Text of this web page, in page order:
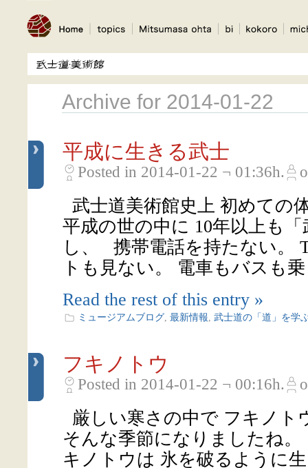
Archive for 2014-01-22
平成に生きる武士
Posted in 2014-01-22 ¬ 01:36h.
武士道美術館史上 初めての
平成の世の中に 10年以上も
し、 携帯電話を持たない。
トも見ない。 電車もバスも
Read the rest of this entry »
ミュージアムブログ, 最新情報, 武士道の「道」を学
フキノトウ
Posted in 2014-01-22 ¬ 00:16h.
厳しい寒さの中で フキノト
そんな季節になりましたね
キノトウは 氷を破るように